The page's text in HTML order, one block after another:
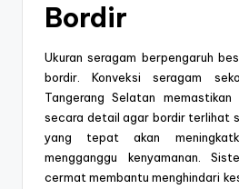
Bordir
Ukuran seragam berpengaruh
bordir. Konveksi seragam
Tangerang Selatan memastikan
secara detail agar bordir terlihat
yang tepat akan
mengganggu kenyamanan.
cermat membantu menghindari